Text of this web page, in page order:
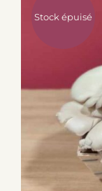
Stock épuisé